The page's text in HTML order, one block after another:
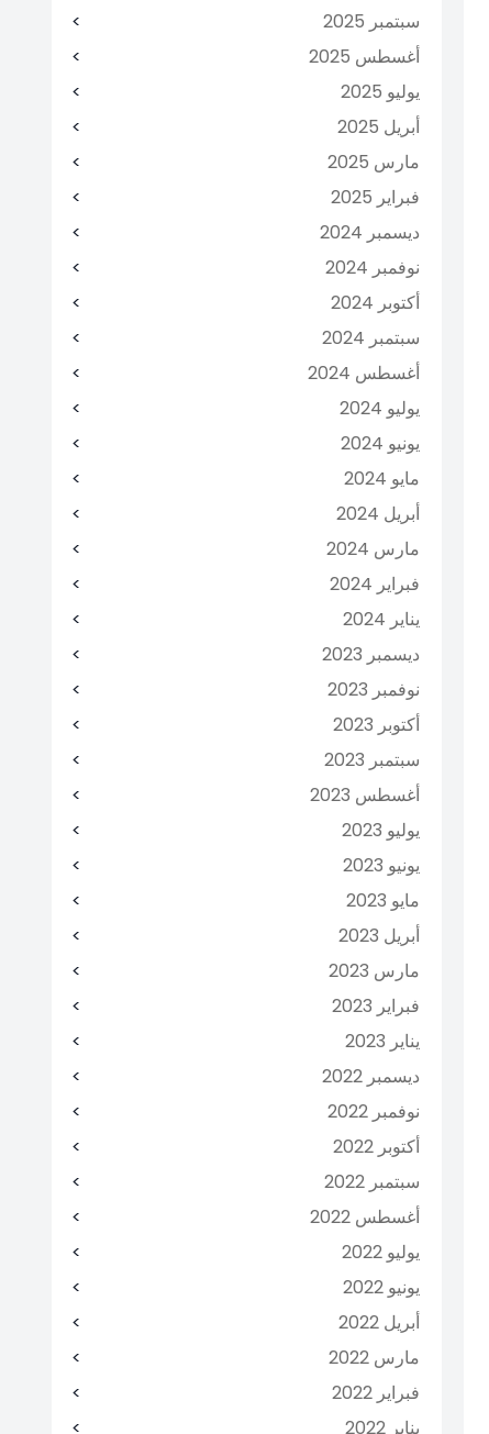
سبتمبر 2025
أغسطس 2025
يوليو 2025
أبريل 2025
مارس 2025
فبراير 2025
ديسمبر 2024
نوفمبر 2024
أكتوبر 2024
سبتمبر 2024
أغسطس 2024
يوليو 2024
يونيو 2024
مايو 2024
أبريل 2024
مارس 2024
فبراير 2024
يناير 2024
ديسمبر 2023
نوفمبر 2023
أكتوبر 2023
سبتمبر 2023
أغسطس 2023
يوليو 2023
يونيو 2023
مايو 2023
أبريل 2023
مارس 2023
فبراير 2023
يناير 2023
ديسمبر 2022
نوفمبر 2022
أكتوبر 2022
سبتمبر 2022
أغسطس 2022
يوليو 2022
يونيو 2022
أبريل 2022
مارس 2022
فبراير 2022
يناير 2022